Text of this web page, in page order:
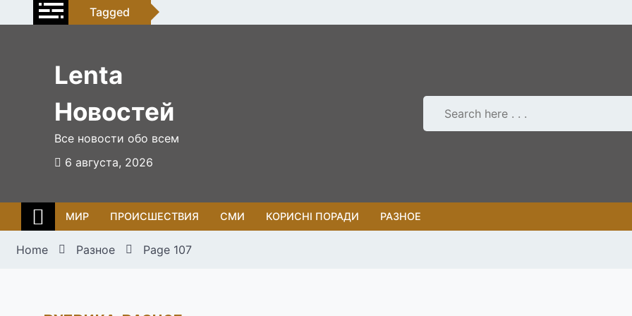
to
Tagged
Lenta
Новостей
Все новости обо всем
6 августа, 2026
МИР ПРОИСШЕСТВИЯ СМИ КОРИСНІ ПОРАДИ РАЗНОЕ
Home Разное Page 107